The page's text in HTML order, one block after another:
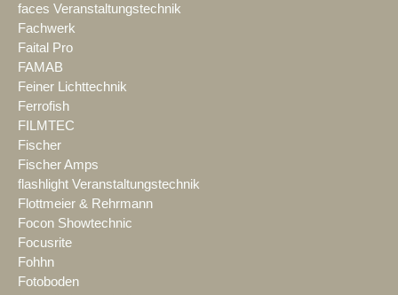
faces Veranstaltungstechnik
Fachwerk
Faital Pro
FAMAB
Feiner Lichttechnik
Ferrofish
FILMTEC
Fischer
Fischer Amps
flashlight Veranstaltungstechnik
Flottmeier & Rehrmann
Focon Showtechnic
Focusrite
Fohhn
Fotoboden